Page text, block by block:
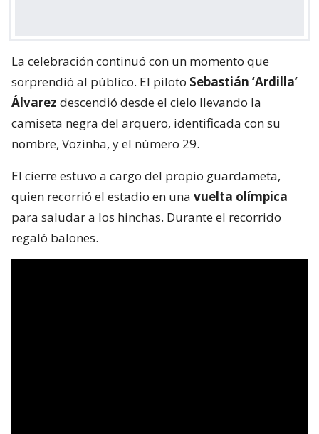
La celebración continuó con un momento que
sorprendió al público. El piloto Sebastián ‘Ardilla’
Álvarez descendió desde el cielo llevando la
camiseta negra del arquero, identificada con su
nombre, Vozinha, y el número 29.
El cierre estuvo a cargo del propio guardameta,
quien recorrió el estadio en una vuelta olímpica
para saludar a los hinchas. Durante el recorrido
regaló balones.